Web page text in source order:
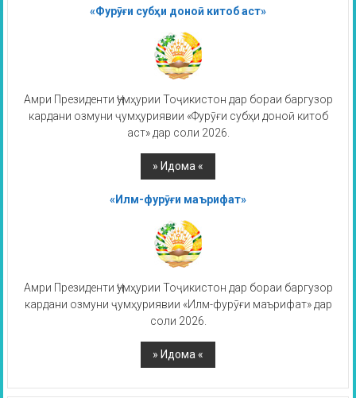
«Фурӯғи субҳи доноӣ китоб аст»
Амри Президенти Ҷумҳурии Тоҷикистон дар бораи баргузор
кардани озмуни ҷумҳуриявии «Фурӯғи субҳи доноӣ китоб
аст» дар соли 2026.
«Илм-фурӯғи маърифат»
Амри Президенти Ҷумҳурии Тоҷикистон дар бораи баргузор
кардани озмуни ҷумҳуриявии «Илм-фурӯғи маърифат» дар
соли 2026.